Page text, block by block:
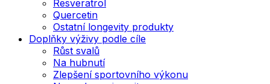
Resveratrol
Quercetin
Ostatní longevity produkty
Doplňky výživy podle cíle
Růst svalů
Na hubnutí
Zlepšení sportovního výkonu